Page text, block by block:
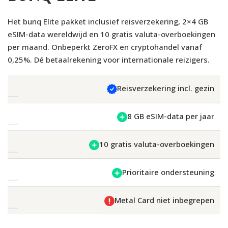
Het bunq Elite pakket inclusief reisverzekering, 2×4 GB
eSIM-data wereldwijd en 10 gratis valuta-overboekingen
per maand. Onbeperkt ZeroFX en cryptohandel vanaf
0,25%. Dé betaalrekening voor internationale reizigers.
Reisverzekering incl. gezin
8 GB eSIM-data per jaar
10 gratis valuta-overboekingen
Prioritaire ondersteuning
Metal Card niet inbegrepen